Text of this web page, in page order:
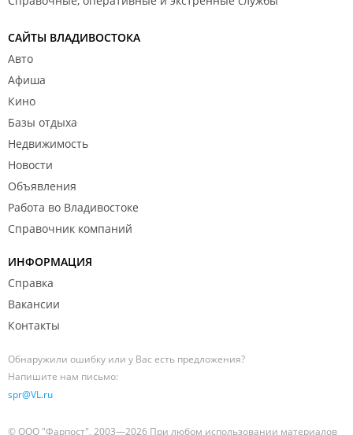
САЙТЫ ВЛАДИВОСТОКА
Авто
Афиша
Кино
Базы отдыха
Недвижимость
Новости
Объявления
Работа во Владивостоке
Справочник компаний
ИНФОРМАЦИЯ
Справка
Вакансии
Контакты
Обнаружили ошибку или у Вас есть предложения?
Напишите нам письмо:
spr@VL.ru
© ООО "Фарпост", 2003—2026 При любом использовании материалов